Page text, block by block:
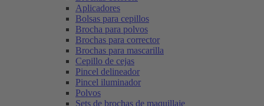
Aplicadores
Bolsas para cepillos
Brocha para polvos
Brochas para corrector
Brochas para mascarilla
Cepillo de cejas
Pincel delineador
Pincel iluminador
Polvos
Sets de brochas de maquillaje